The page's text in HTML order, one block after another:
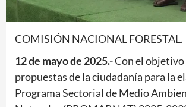
COMISIÓN NACIONAL FORESTAL.
12 de mayo de 2025.-Con el objetivo
propuestas de la ciudadanía para la
Programa Sectorial de Medio